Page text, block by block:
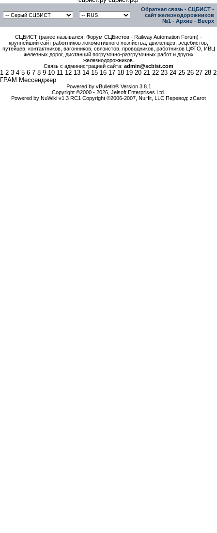
Обратная связь - СЦБИСТ -
сайт железнодорожников
№1 - Архив - Вверх
СЦБИСТ (ранее назывался: Форум СЦБистов - Railway Automation Forum) -
крупнейший сайт работников локомотивного хозяйства, движенцев, эсцебистов,
путейцев, контактников, вагонников, связистов, проводников, работников ЦФТО, ИВЦ
железных дорог, дистанций погрузочно-разгрузочных работ и других
железнодорожников.
Связь с администрацией сайта: admin@scbist.com
1 2 3 4 5 6 7 8 9 10 11 12 13 14 15 16 17 18 19 20 21 22 23 24 25 26 27 28
ГРАМ Мессенджер
Powered by vBulletin® Version 3.8.1
Copyright ©2000 - 2026, Jelsoft Enterprises Ltd.
Powered by NuWiki v1.3 RC1 Copyright ©2006-2007, NuHit, LLC Перевод: zCarot